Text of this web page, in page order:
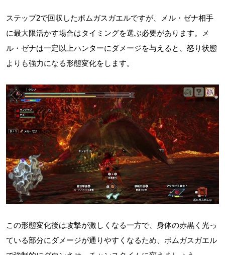
ステップ2で回収したボムガスガエルですが、メル・ゼナ相手
に最大限活かす場合はタイミングを選ぶ必要があります。メ
ル・ゼナは一定以上ハンターにダメージを与えると、怒り状態
よりも強力になる形態変化をします。
この形態変化後は攻撃が激しくなる一方で、身体の赤黒く光っ
ている部分にダメージが通りやすくなるため、ボムガスガエル